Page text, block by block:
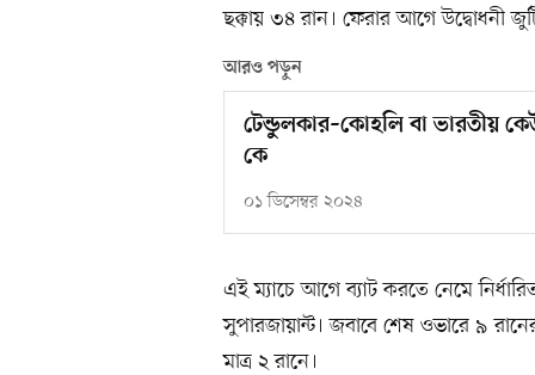
ছক্কায় ৩৪ রান। ফেরার আগে উদ্বোধনী
আরও পড়ুন
টেন্ডুলকার–কোহলি বা ভারতীয়
কে
০১ ডিসেম্বর ২০২৪
এই ম্যাচে আগে ব্যাট করতে নেমে
সুপারজায়ান্ট। জবাবে শেষ ওভারে ৯
মাত্র ২ রানে।